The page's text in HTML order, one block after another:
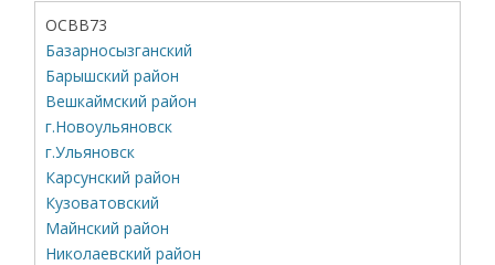
ОСВВ73
Базарносызганский
Барышский район
Вешкаймский район
г.Новоульяновск
г.Ульяновск
Карсунский район
Кузоватовский
Майнский район
Николаевский район